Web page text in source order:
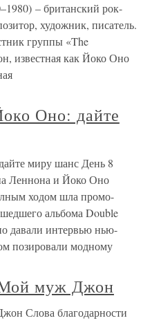
– британский рок-
художник, писатель.
группы «The
известная как Йоко Оно
Оно: дайте
миру шанс День 8
Леннона и Йоко Оно
ходом шла промо-
альбома Double
давали интервью нью-
позировали модному
муж Джон
Слова благодарности